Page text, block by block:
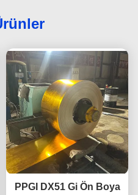
PPGI DX51 Gi Ön Boya